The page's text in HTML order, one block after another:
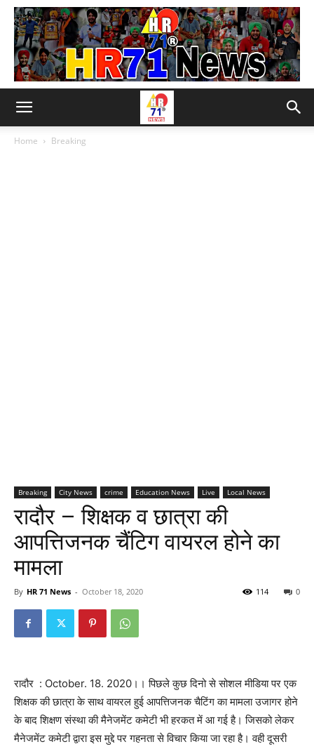
Home Breaking
Breaking City News crime Education News Live Local News
रादौर – शिक्षक व छात्रा की
आपत्तिजनक चैंटिग वायरल होने का
मामला
By HR 71 News - October 18, 2020 0
114
रादौर : October. 18. 2020।। पिछले कुछ दिनो से सोशल मीडिया पर एक
शिक्षक की छात्रा के साथ वायरल हुई आपत्तिजनक चैटिंग का मामला उजागर होने
के बाद शिक्षण संस्था की मैनेजमेंट कमेटी भी हरकत में आ गई है। जिसको लेकर
मैनेजमेंट कमेटी द्वारा इस मुद्दे पर गहनता से विचार किया जा रहा है। वही दूसरी